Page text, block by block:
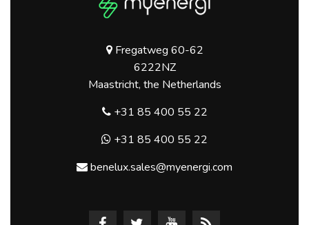
Fregatweg 60-62
6222NZ
Maastricht, the Netherlands
+31 85 400 55 22
+31 85 400 55 22
benelux.sales@myenergi.com